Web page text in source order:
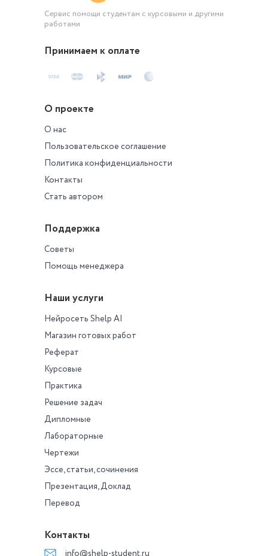
Сервис помощи студентам с курсовыми и другими
работами
Принимаем к оплате
О проекте
О нас
Пользовательское соглашение
Политика конфиденциальности
Контакты
Стать автором
Поддержка
Советы
Помощь менеджера
Наши услуги
Нейросеть Shelp AI
Магазин готовых работ
Реферат
Курсовые
Практика
Решение задач
Дипломные
Лабораторные
Чертежи
Эссе, статьи, сочинения
Презентация, Доклад
Перевод
Контакты
info@shelp-student.ru